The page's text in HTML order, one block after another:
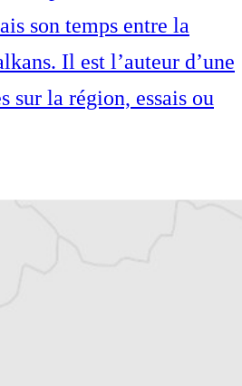
son temps entre la
Il est l’auteur d’une
sur la région, essais ou